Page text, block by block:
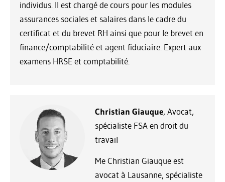
individus. Il est chargé de cours pour les modules
assurances sociales et salaires dans le cadre du
certificat et du brevet RH ainsi que pour le brevet en
finance/comptabilité et agent fiduciaire. Expert aux
examens HRSE et comptabilité.
Christian Giauque, Avocat,
spécialiste FSA en droit du
travail
Me Christian Giauque est
avocat à Lausanne, spécialiste